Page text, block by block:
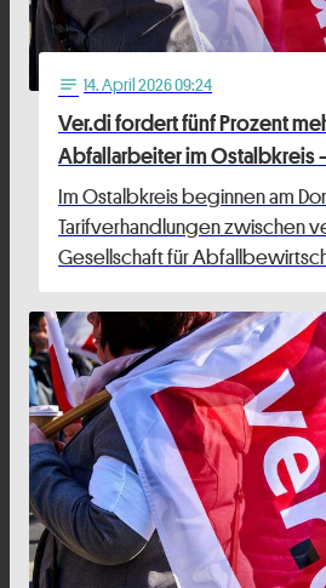
notes 14. April 2026 09:24
Ver.di fordert fünf Prozent
Abfallarbeiter im Ostalbkreis
Im Ostalbkreis beginnen am
Tarifverhandlungen zwischen
Gesellschaft für